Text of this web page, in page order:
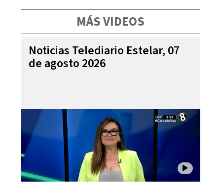
MÁS VIDEOS
Noticias Telediario Estelar, 07
de agosto 2026